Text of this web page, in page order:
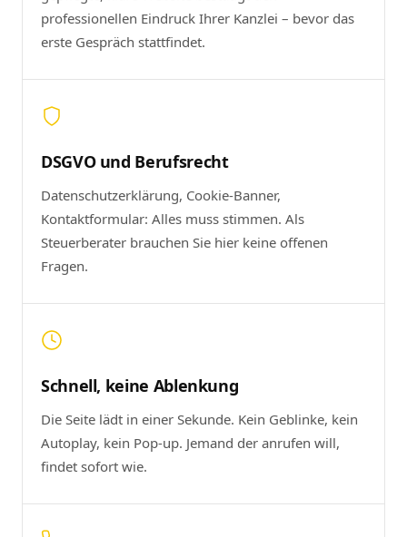
professionellen Eindruck Ihrer Kanzlei – bevor das
erste Gespräch stattfindet.
DSGVO und Berufsrecht
Datenschutzerklärung, Cookie-Banner,
Kontaktformular: Alles muss stimmen. Als
Steuerberater brauchen Sie hier keine offenen
Fragen.
Schnell, keine Ablenkung
Die Seite lädt in einer Sekunde. Kein Geblinke, kein
Autoplay, kein Pop-up. Jemand der anrufen will,
findet sofort wie.